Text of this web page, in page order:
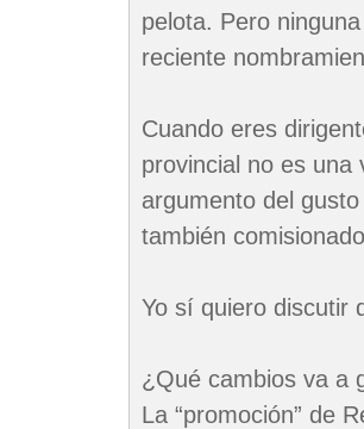
pelota. Pero
reciente
Cuando eres
provincial no es una
argumento del
también
Yo sí quiero discutir
¿Qué cambios va a
La “promoción” de